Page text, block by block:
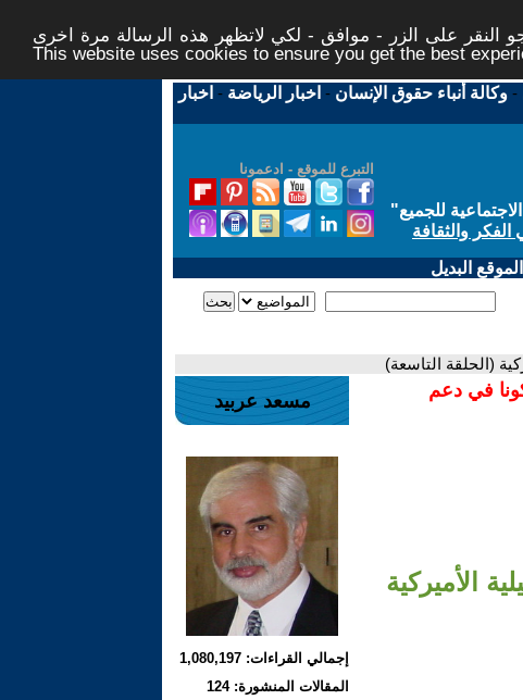
النقر على الزر - موافق - لكي لاتظهر هذه الرسالة مرة اخرى -
This website uses cookies to ensure you get the best
-وكالة أنباء حقوق الإنسان - اخبار الرياضة - اخبار
التبرع للموقع - ادعمونا
للجميع"
والثقافة
البديل
(الحلقة التاسعة)
في دعم
الأميركية
مسعد عربيد
إجمالي القراءات: 1,080,197
المقالات المنشورة: 124